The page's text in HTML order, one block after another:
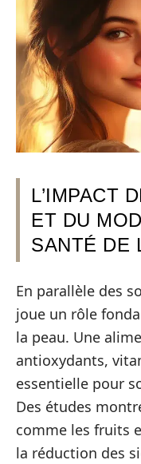
L’IMPACT
ET DU
SANTÉ DE
En parallèle des
joue un rôle
la peau. Une
antioxydants,
essentielle pour
Des études
comme les fruits
la réduction des